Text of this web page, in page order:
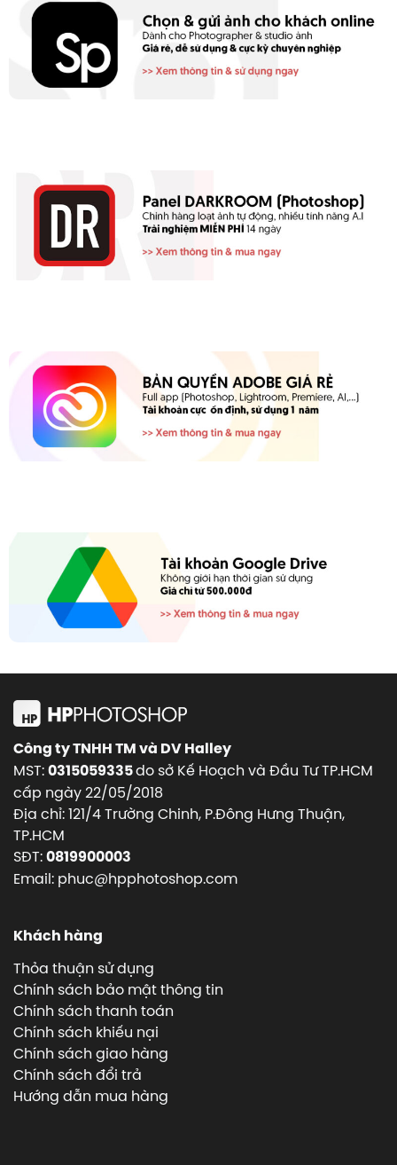
Công ty TNHH TM và DV Halley
MST:0315059335do sở Kế Hoạch và Đầu Tư TP.HCM
cấp ngày 22/05/2018
Địa chỉ: 121/4 Trường Chinh, P.Đông Hưng Thuận,
TP.HCM
SĐT:0819900003
Email: phuc@hpphotoshop.com
Khách hàng
Thỏa thuận sử dụng
Chính sách bảo mật thông tin
Chính sách thanh toán
Chính sách khiếu nại
Chính sách giao hàng
Chính sách đổi trả
Hướng dẫn mua hàng